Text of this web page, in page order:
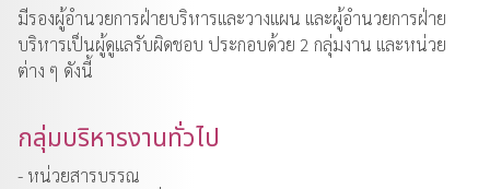
มีรองผู้อำนวยการฝ่ายบริหารและวางแผน และผู้อำนวยการฝ่าย
บริหารเป็นผู้ดูแลรับผิดชอบ ประกอบด้วย 2 กลุ่มงาน และหน่วย
ต่าง ๆ ดังนี้
กลุ่มบริหารงานทั่วไป
- หน่วยสารบรรณ